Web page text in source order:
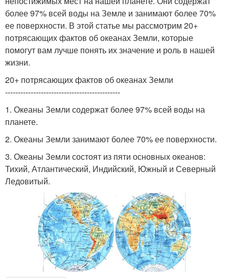
более 97% всей воды на Земле и занимают более 70%
ее поверхности. В этой статье мы рассмотрим 20+
потрясающих фактов об океанах Земли, которые
помогут вам лучше понять их значение и роль в нашей
жизни.
20+ потрясающих фактов об океанах Земли
---------------------------------------------
1. Океаны Земли содержат более 97% всей воды на
планете.
2. Океаны Земли занимают более 70% ее поверхности.
3. Океаны Земли состоят из пяти основных океанов:
Тихий, Атлантический, Индийский, Южный и Северный
Ледовитый.